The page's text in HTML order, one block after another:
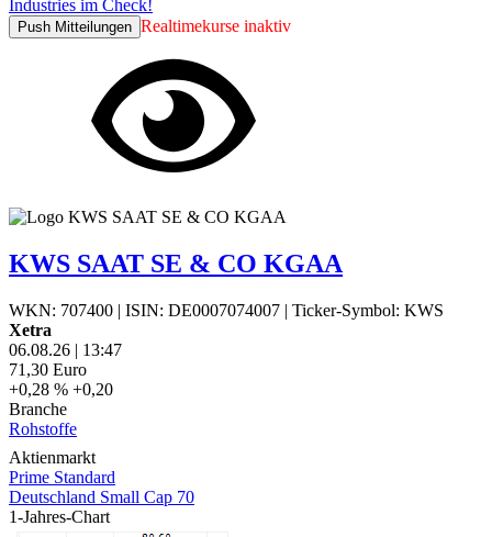
Industries im Check!
Push Mitteilungen Realtimekurse inaktiv
KWS SAAT SE & CO KGAA
WKN: 707400 | ISIN: DE0007074007 | Ticker-Symbol: KWS
Xetra
06.08.26 | 13:47
71,30 Euro
+0,28 % +0,20
Branche
Rohstoffe
Aktienmarkt
Prime Standard
Deutschland Small Cap 70
1-Jahres-Chart